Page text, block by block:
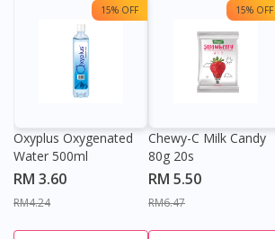
15% OFF
Oxyplus Oxygenated
Water 500ml
RM 3.60
RM4.24
15% OFF
Chewy-C Milk Candy
80g 20s
RM 5.50
RM6.47